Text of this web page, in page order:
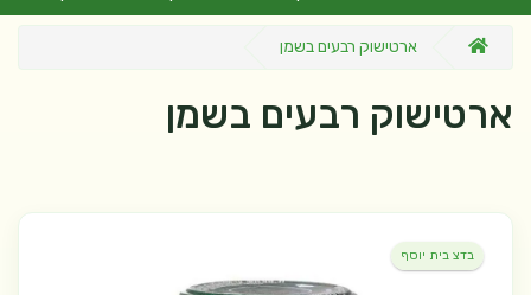
ארטישוק רבעים בשמן
ארטישוק רבעים בשמן
בדצ בית יוסף